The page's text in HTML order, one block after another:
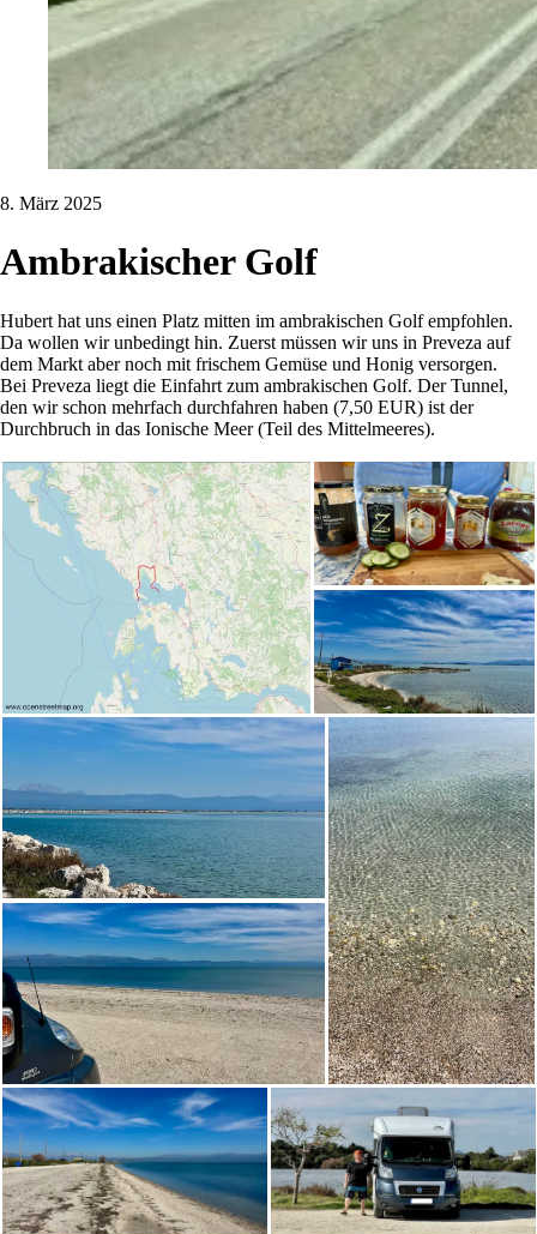
8. März 2025
Ambrakischer Golf
Hubert hat uns einen Platz mitten im ambrakischen Golf empfohlen.
Da wollen wir unbedingt hin. Zuerst müssen wir uns in Preveza auf
dem Markt aber noch mit frischem Gemüse und Honig versorgen.
Bei Preveza liegt die Einfahrt zum ambrakischen Golf. Der Tunnel,
den wir schon mehrfach durchfahren haben (7,50 EUR) ist der
Durchbruch in das Ionische Meer (Teil des Mittelmeeres).